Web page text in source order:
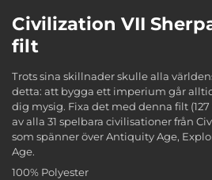
Civilization VII
filt
Trots sina skillnader skulle alla
detta: att bygga ett imperium går
dig mysig. Fixa det med denna filt (127
av alla 31 spelbara civilisationer från
som spänner över Antiquity Age,
Age.
100% Polyester